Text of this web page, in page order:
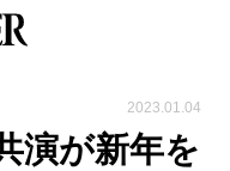
2023.01.04
演が新年を